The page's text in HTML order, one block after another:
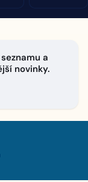
a
novinky.